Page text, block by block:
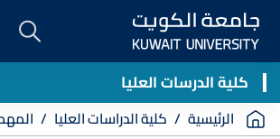
Skip
main
content
E-
كلية الدرسات العليا
Breadcrumb
الرئيسية كلية الدراسات العليا